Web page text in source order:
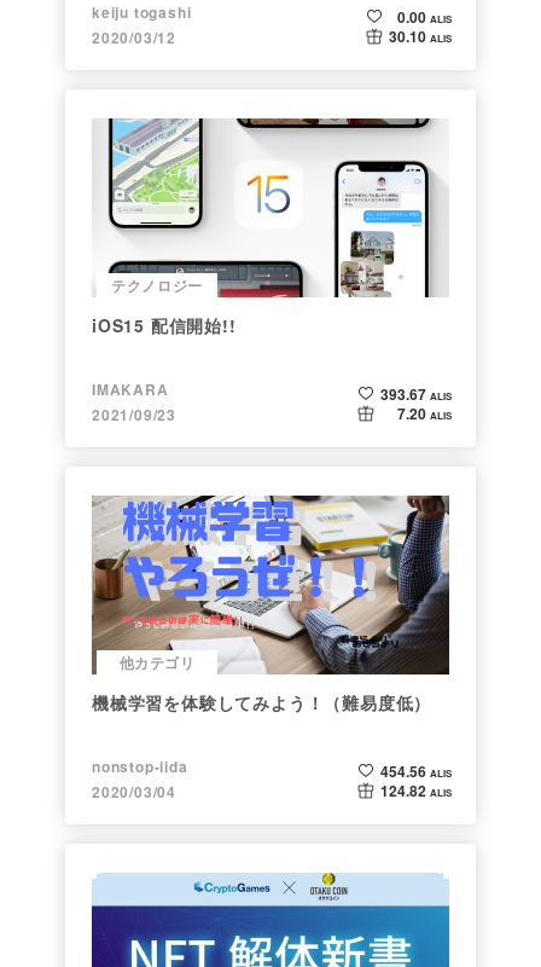
keiju togashi
2020/03/12
0.00 ALIS
30.10 ALIS
テクノロジー
iOS15 配信開始!!
IMAKARA
2021/09/23
393.67 ALIS
7.20 ALIS
他カテゴリ
機械学習を体験してみよう！（難易度低）
nonstop-iida
2020/03/04
454.56 ALIS
124.82 ALIS